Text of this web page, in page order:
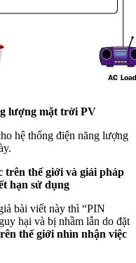
lượng mặt trời PV
hệ thống điện năng lượng
trên thế giới và giải pháp
hạn sử dụng
bài viết này thì “PIN
hại và bị nhầm lẫn do đặt
thế giới nhìn nhận việc